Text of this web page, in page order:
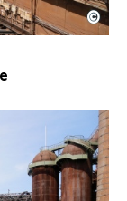
Hütte mit
Hütte | Karl
©